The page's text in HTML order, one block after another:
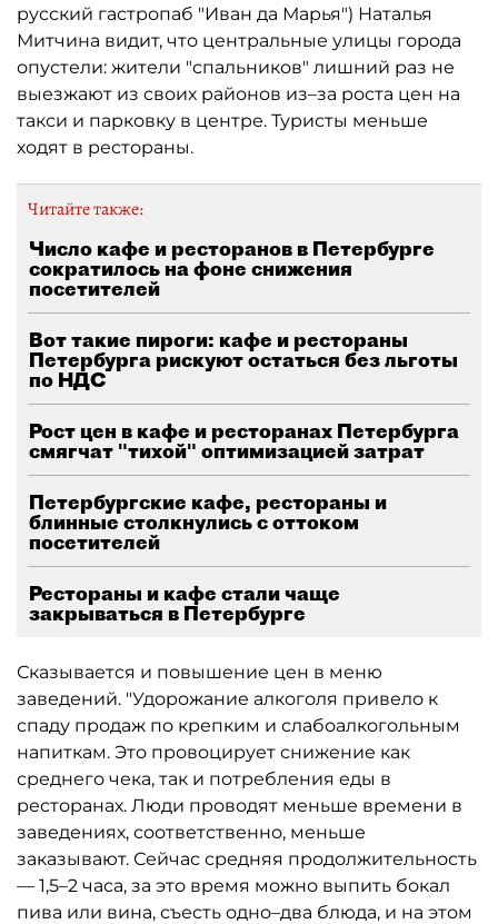
русский гастропаб "Иван да Марья") Наталья
Митчина видит, что центральные улицы города
опустели: жители "спальников" лишний раз не
выезжают из своих районов из–за роста цен на
такси и парковку в центре. Туристы меньше
ходят в рестораны.
Читайте также:
Число кафе и ресторанов в Петербурге
сократилось на фоне снижения
посетителей
Вот такие пироги: кафе и рестораны
Петербурга рискуют остаться без льготы
по НДС
Рост цен в кафе и ресторанах Петербурга
смягчат "тихой" оптимизацией затрат
Петербургские кафе, рестораны и
блинные столкнулись с оттоком
посетителей
Рестораны и кафе стали чаще
закрываться в Петербурге
Сказывается и повышение цен в меню
заведений. "Удорожание алкоголя привело к
спаду продаж по крепким и слабоалкогольным
напиткам. Это провоцирует снижение как
среднего чека, так и потребления еды в
ресторанах. Люди проводят меньше времени в
заведениях, соответственно, меньше
заказывают. Сейчас средняя продолжительность
— 1,5–2 часа, за это время можно выпить бокал
пива или вина, съесть одно–два блюда, и на этом